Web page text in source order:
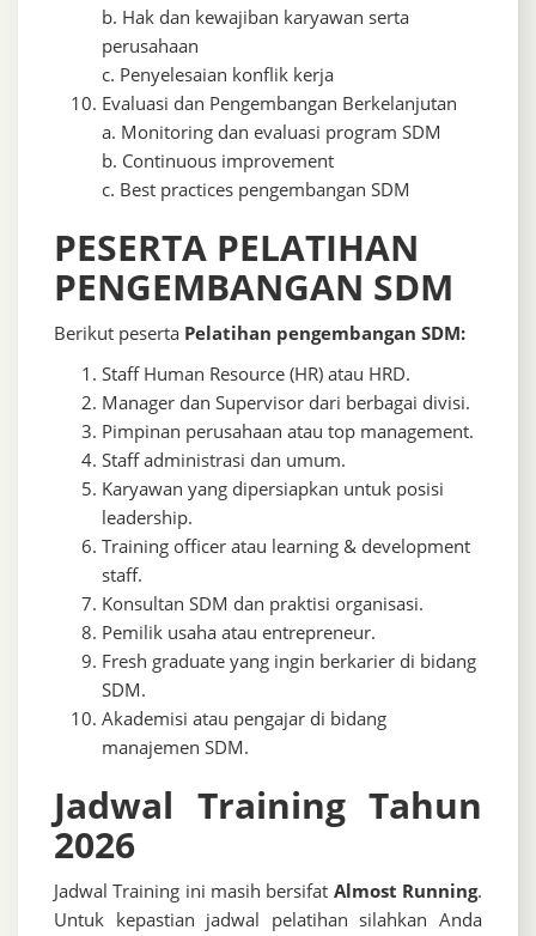
b. Hak dan kewajiban karyawan serta
perusahaan
c. Penyelesaian konflik kerja
Evaluasi dan Pengembangan Berkelanjutan
a. Monitoring dan evaluasi program SDM
b. Continuous improvement
c. Best practices pengembangan SDM
PESERTA PELATIHAN
PENGEMBANGAN SDM
Berikut peserta Pelatihan pengembangan SDM:
Staff Human Resource (HR) atau HRD.
Manager dan Supervisor dari berbagai divisi.
Pimpinan perusahaan atau top management.
Staff administrasi dan umum.
Karyawan yang dipersiapkan untuk posisi
leadership.
Training officer atau learning & development
staff.
Konsultan SDM dan praktisi organisasi.
Pemilik usaha atau entrepreneur.
Fresh graduate yang ingin berkarier di bidang
SDM.
Akademisi atau pengajar di bidang
manajemen SDM.
Jadwal Training Tahun
2026
Jadwal Training ini masih bersifat Almost Running.
Untuk kepastian jadwal pelatihan silahkan Anda